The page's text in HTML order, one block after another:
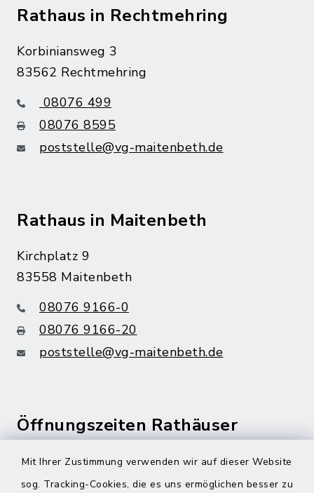
Mit Ihrer Zustimmung verwenden wir auf dieser Website
sog. Tracking-Cookies, die es uns ermöglichen besser zu
Rathaus in Rechtmehring
Korbiniansweg 3
83562 Rechtmehring
08076 499
08076 8595
poststelle@vg-maitenbeth.de
Rathaus in Maitenbeth
Kirchplatz 9
83558 Maitenbeth
08076 9166-0
08076 9166-20
poststelle@vg-maitenbeth.de
Öffnungszeiten Rathäuser
Montag bis Freitag:
08:00-12:00 Uhr